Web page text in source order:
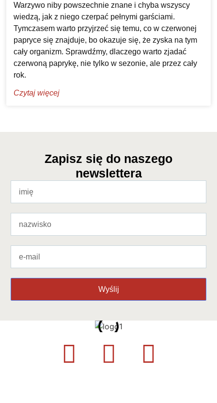
Warzywo niby powszechnie znane i chyba wszyscy
wiedzą, jak z niego czerpać pełnymi garściami.
Tymczasem warto przyjrzeć się temu, co w czerwonej
papryce się znajduje, bo okazuje się, że zyska na tym
cały organizm. Sprawdźmy, dlaczego warto zjadać
czerwoną paprykę, nie tylko w sezonie, ale przez cały
rok.
Czytaj więcej
Zapisz się do naszego
newslettera
Wyślij